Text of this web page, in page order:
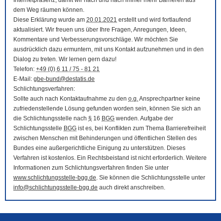
dem Weg räumen können.
Diese Erklärung wurde am 20.01.2021 erstellt und wird fortlaufend
aktualisiert. Wir freuen uns über Ihre Fragen, Anregungen, Ideen,
Kommentare und Verbesserungsvorschläge. Wir möchten Sie
ausdrücklich dazu ermuntern, mit uns Kontakt aufzunehmen und in den
Dialog zu treten. Wir lernen gern dazu!
Telefon: +49 (0) 6 11 / 75 - 81 21
E-Mail : gbe-bund@destatis.de
Schlichtungsverfahren:
Sollte auch nach Kontaktaufnahme zu den o.g.Ansprechpartner keine
zufriedenstellende Lösung gefunden worden sein, können Sie sich an
die Schlichtungsstelle nach § 16 BGG wenden. Aufgabe der
Schlichtungsstelle BGG ist es, bei Konflikten zum Thema Barrierefreiheit
zwischen Menschen mit Behinderungen und öffentlichen Stellen des
Bundes eine außergerichtliche Einigung zu unterstützen. Dieses
Verfahren ist kostenlos. Ein Rechtsbeistand ist nicht erforderlich. Weitere
Informationen zum Schlichtungsverfahren finden Sie unter
www.schlichtungsstelle-bgg.de. Sie können die Schlichtungsstelle unter
info@schlichtungsstelle-bgg.de auch direkt anschreiben.